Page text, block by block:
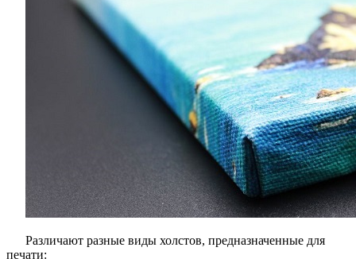
Различают разные виды холстов, предназначенные для
печати: